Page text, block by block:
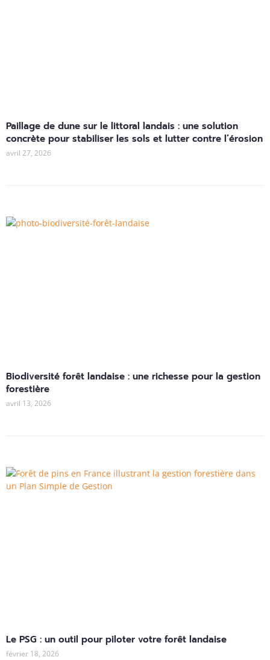
Paillage de dune sur le littoral landais : une solution
concrète pour stabiliser les sols et lutter contre l’érosion
avril 27, 2026
Biodiversité forêt landaise : une richesse pour la gestion
forestière
avril 13, 2026
Le PSG : un outil pour piloter votre forêt landaise
février 18, 2026